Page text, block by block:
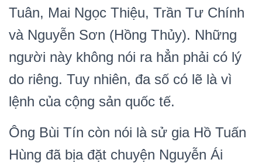
Tuân, Mai Ngọc Thiệu, Trần Tư Chính
và Nguyễn Sơn (Hồng Thủy). Những
người này không nói ra hẳn phải có lý
do riêng. Tuy nhiên, đa số có lẽ là vì
lệnh của cộng sản quốc tế.
Ông Bùi Tín còn nói là sử gia Hồ Tuấn
Hùng đã bịa đặt chuyện Nguyễn Ái